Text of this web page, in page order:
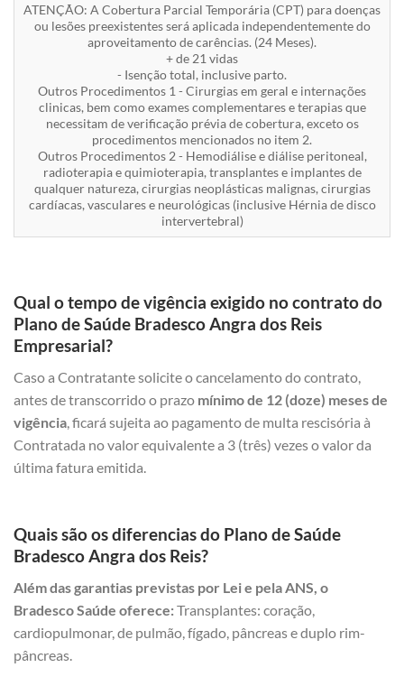
ATENÇÃO: A Cobertura Parcial Temporária (CPT) para doenças
ou lesões preexistentes será aplicada independentemente do
aproveitamento de carências. (24 Meses).
+ de 21 vidas
- Isenção total, inclusive parto.
Outros Procedimentos 1 - Cirurgias em geral e internações
clinicas, bem como exames complementares e terapias que
necessitam de verificação prévia de cobertura, exceto os
procedimentos mencionados no item 2.
Outros Procedimentos 2 - Hemodiálise e diálise peritoneal,
radioterapia e quimioterapia, transplantes e implantes de
qualquer natureza, cirurgias neoplásticas malignas, cirurgias
cardíacas, vasculares e neurológicas (inclusive Hérnia de disco
intervertebral)
Qual o tempo de vigência exigido no contrato do
Plano de Saúde Bradesco Angra dos Reis
Empresarial?
Caso a Contratante solicite o cancelamento do contrato,
antes de transcorrido o prazo mínimo de 12 (doze) meses de
vigência , ficará sujeita ao pagamento de multa rescisória à
Contratada no valor equivalente a 3 (três) vezes o valor da
última fatura emitida.
Quais são os diferencias do Plano de Saúde
Bradesco Angra dos Reis?
Além das garantias previstas por Lei e pela ANS, o
Bradesco Saúde oferece:Transplantes: coração,
cardiopulmonar, de pulmão, fígado, pâncreas e duplo rim-
pâncreas.